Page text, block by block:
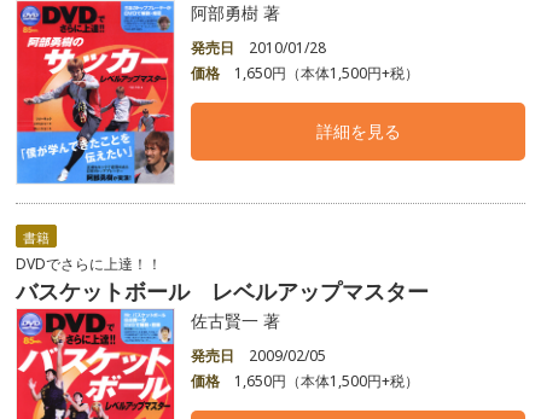
阿部勇樹 著
発売日
2010/01/28
価格
1,650円（本体1,500円+税）
詳細を見る
書籍
DVDでさらに上達！！
バスケットボール レベルアップマスター
佐古賢一 著
発売日
2009/02/05
価格
1,650円（本体1,500円+税）